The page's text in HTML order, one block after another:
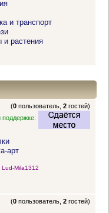
и транспорт
и растения
(0 пользователь,2 гостей)
поддержке:
арт
Lud-Mila1312
(0 пользователь,2 гостей)